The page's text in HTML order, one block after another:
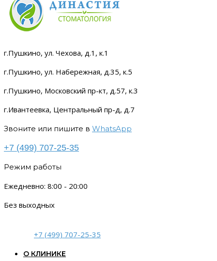
г.Пушкино, ул. Чехова, д.1, к.1
г.Пушкино, ул. Набережная, д.35, к.5
г.Пушкино, Московский пр-кт, д.57, к.3
г.Ивантеевка, Центральный пр-д, д.7
Звоните или пишите в WhatsApp
+7 (499) 707-25-35
Режим работы
Ежедневно: 8:00 - 20:00
Без выходных
+7 (499) 707-25-35
О КЛИНИКЕ